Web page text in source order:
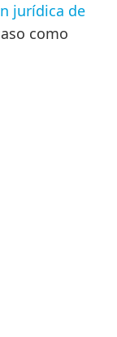
jurídica de
como